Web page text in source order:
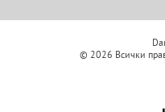
© 2026 Всички